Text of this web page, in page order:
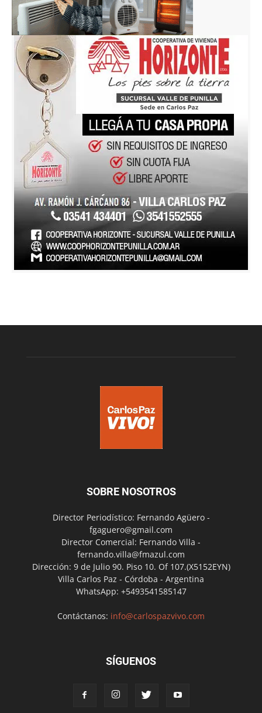
SOBRE NOSOTROS
Director Periodístico: Fernando Agüero -
fgaguero@gmail.com
Director Comercial: Fernando Villa -
fernando.villa@fmazul.com
Dirección: 9 de Julio 90. Piso 10. Of 107.(X5152EYN)
Villa Carlos Paz - Córdoba - Argentina
WhatsApp: +5493541585147
Contáctanos: info@carlospazvivo.com
SÍGUENOS